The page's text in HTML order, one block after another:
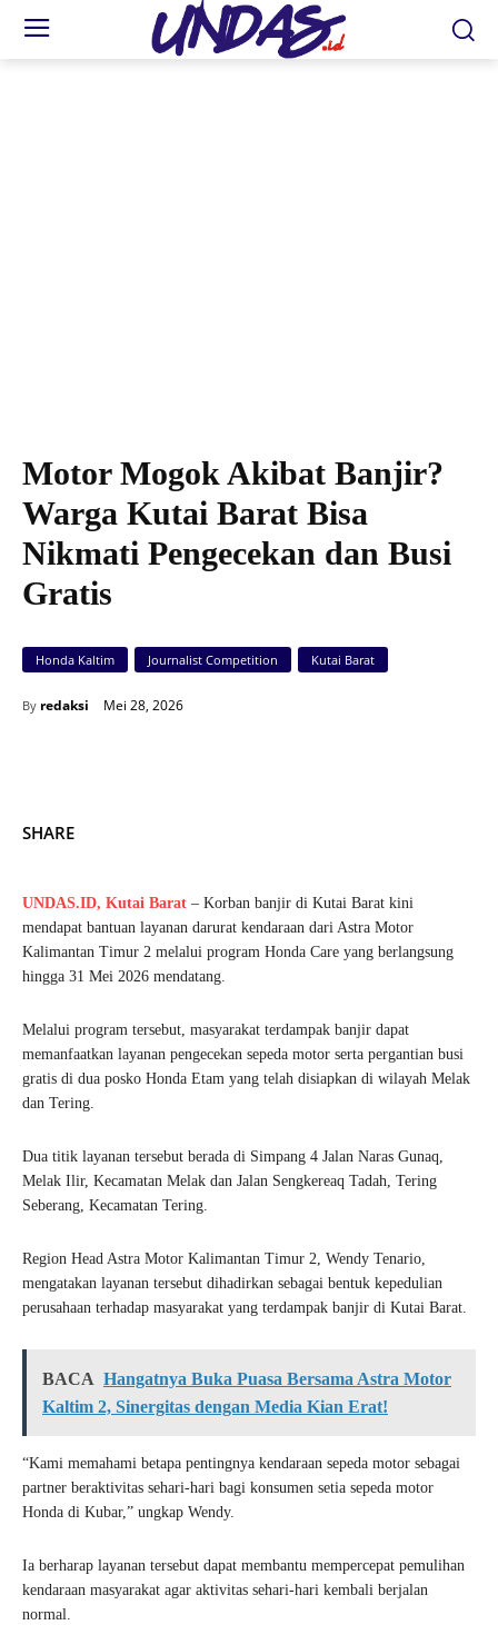
Motor Mogok Akibat Banjir?
Warga Kutai Barat Bisa
Nikmati Pengecekan dan Busi
Gratis
Honda Kaltim Journalist Competition Kutai Barat
By redaksi Mei 28, 2026
SHARE
UNDAS.ID, Kutai Barat – Korban banjir di Kutai Barat kini
mendapat bantuan layanan darurat kendaraan dari Astra Motor
Kalimantan Timur 2 melalui program Honda Care yang berlangsung
hingga 31 Mei 2026 mendatang.
Melalui program tersebut, masyarakat terdampak banjir dapat
memanfaatkan layanan pengecekan sepeda motor serta pergantian busi
gratis di dua posko Honda Etam yang telah disiapkan di wilayah Melak
dan Tering.
Dua titik layanan tersebut berada di Simpang 4 Jalan Naras Gunaq,
Melak Ilir, Kecamatan Melak dan Jalan Sengkereaq Tadah, Tering
Seberang, Kecamatan Tering.
Region Head Astra Motor Kalimantan Timur 2, Wendy Tenario,
mengatakan layanan tersebut dihadirkan sebagai bentuk kepedulian
perusahaan terhadap masyarakat yang terdampak banjir di Kutai Barat.
BACA Hangatnya Buka Puasa Bersama Astra Motor
Kaltim 2, Sinergitas dengan Media Kian Erat!
“Kami memahami betapa pentingnya kendaraan sepeda motor sebagai
partner beraktivitas sehari-hari bagi konsumen setia sepeda motor
Honda di Kubar,” ungkap Wendy.
Ia berharap layanan tersebut dapat membantu mempercepat pemulihan
kendaraan masyarakat agar aktivitas sehari-hari kembali berjalan
normal.